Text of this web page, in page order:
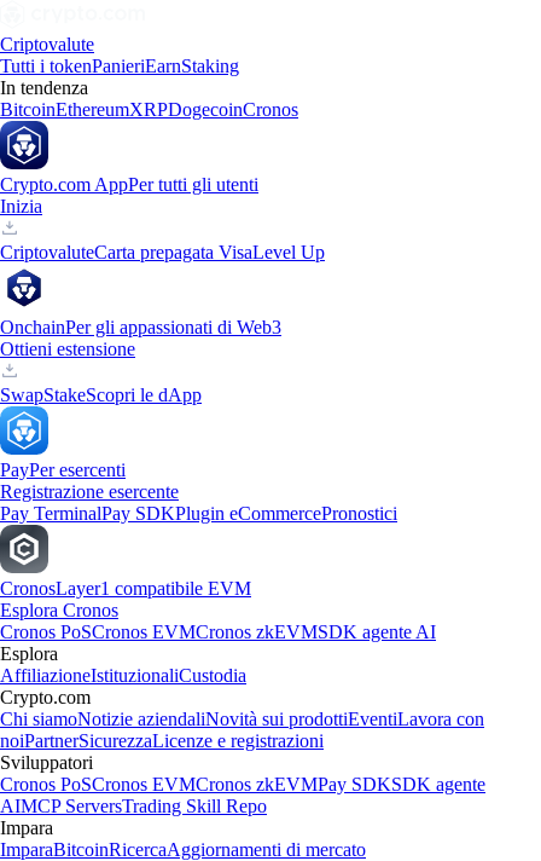
Criptovalute
Tutti i tokenPanieriEarnStaking
In tendenza
BitcoinEthereumXRPDogecoinCronos
Crypto.com AppPer tutti gli utenti
Inizia
CriptovaluteCarta prepagata VisaLevel Up
OnchainPer gli appassionati di Web3
Ottieni estensione
SwapStakeScopri le dApp
PayPer esercenti
Registrazione esercente
Pay TerminalPay SDKPlugin eCommercePronostici
CronosLayer1 compatibile EVM
Esplora Cronos
Cronos PoSCronos EVMCronos zkEVMSDK agente AI
Esplora
AffiliazioneIstituzionaliCustodia
Crypto.com
Chi siamoNotizie aziendaliNovità sui prodottiEventiLavora con
noiPartnerSicurezzaLicenze e registrazioni
Sviluppatori
Cronos PoSCronos EVMCronos zkEVMPay SDKSDK agente
AIMCP ServersTrading Skill Repo
Impara
ImparaBitcoinRicercaAggiornamenti di mercato